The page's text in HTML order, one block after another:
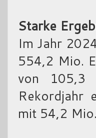
Starke
Im Jahr
554,2 Mio.
von 105,3
Rekordjahr
mit 54,2